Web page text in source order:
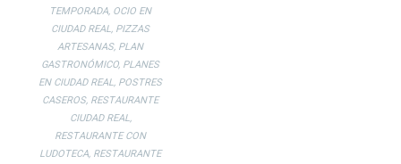
TEMPORADA, OCIO EN
CIUDAD REAL, PIZZAS
ARTESANAS, PLAN
GASTRONÓMICO, PLANES
EN CIUDAD REAL, POSTRES
CASEROS, RESTAURANTE
CIUDAD REAL,
RESTAURANTE CON
LUDOTECA, RESTAURANTE